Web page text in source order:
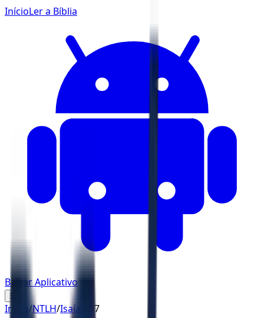
InícioLer a Bíblia
Baixar Aplicativo
☰
Início /NTLH/Isaías 37